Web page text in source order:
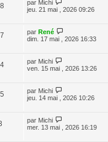
par Michi
jeu. 21 mai , 2026 09:26
par René
dim. 17 mai , 2026 16:33
par Michi
ven. 15 mai , 2026 13:26
par Michi
jeu. 14 mai , 2026 10:26
par Michi
mer. 13 mai , 2026 16:19